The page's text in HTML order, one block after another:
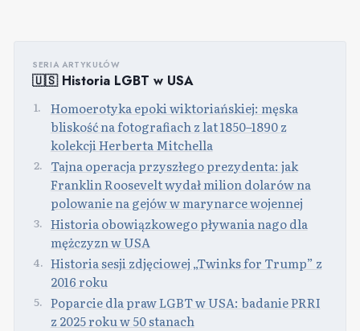
SERIA ARTYKUŁÓW
🇺🇸 Historia LGBT w USA
Homoerotyka epoki wiktoriańskiej: męska
bliskość na fotografiach z lat 1850–1890 z
kolekcji Herberta Mitchella
Tajna operacja przyszłego prezydenta: jak
Franklin Roosevelt wydał milion dolarów na
polowanie na gejów w marynarce wojennej
Historia obowiązkowego pływania nago dla
mężczyzn w USA
Historia sesji zdjęciowej „Twinks for Trump” z
2016 roku
Poparcie dla praw LGBT w USA: badanie PRRI
z 2025 roku w 50 stanach